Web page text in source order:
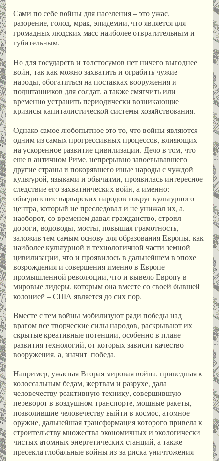
Сами по себе войны для населения – это ужас,
разорение, голод, мрак, эпидемии, что является для
громадных людских масс наиболее отвратительным и
губительным.
Но для государств и толстосумов нет ничего выгоднее
войн, так как можно захватить и ограбить чужие
народы, обогатиться на поставках вооружения и
подштанников для солдат, а также смягчить или
временно устранить периодически возникающие
кризисы капиталистической системы хозяйствования.
Однако самое любопытное это то, что войны являются
одним из самых прогрессивных процессов, влияющих
на ускоренное развитие цивилизации. Дело в том, что
еще в античном Риме, непрерывно завоевывавшего
другие страны и покорявшего иные народы с чуждой
культурой, языками и обычаями, проявилась интересное
следствие его захватнических войн, а именно:
объединение варварских народов вокруг культурного
центра, который не преследовал и не унижал их, а,
наоборот, со временем давал гражданство, строил
дороги, водоводы, мосты, повышал грамотность,
заложив тем самым основу для образования Европы, как
наиболее культурной и технологичной части земной
цивилизации, что и проявилось в дальнейшем в эпохе
возрождения и совершения именно в Европе
промышленной революции, что и вывело Европу в
мировые лидеры, которым она вместе со своей бывшей
колонией – США является до сих пор.
Вместе с тем войны мобилизуют ради победы над
врагом все творческие силы народов, раскрывают их
скрытые креативные потенции, особенно в плане
развития технологий, от которых зависит качество
вооружения, а, значит, победа.
Например, ужасная Вторая мировая война, приведшая к
колоссальным бедам, жертвам и разрухе, дала
человечеству реактивную технику, совершившую
переворот в воздушном транспорте, мощные ракеты,
позволившие человечеству выйти в космос, атомное
оружие, дальнейшая трансформация которого привела к
строительству множества экономичных и экологически
чистых атомных энергетических станций, а также
пресекла глобальные войны из-за риска уничтожения